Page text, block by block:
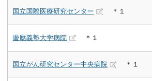
国立国際医療研究センター ＊１
慶應義塾大学病院 ＊１
国立がん研究センター中央病院 ＊１